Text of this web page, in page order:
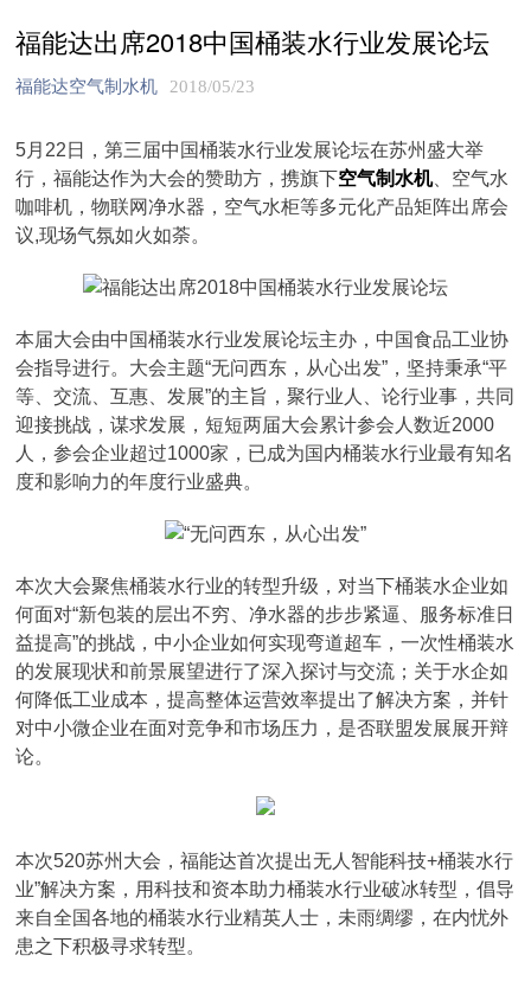
福能达出席2018中国桶装水行业发展论坛
福能达空气制水机 2018/05/23
5月22日，第三届中国桶装水行业发展论坛在苏州盛大举
行，福能达作为大会的赞助方，携旗下空气制水机、空气水
咖啡机，物联网净水器，空气水柜等多元化产品矩阵出席会
议,现场气氛如火如荼。
本届大会由中国桶装水行业发展论坛主办，中国食品工业协
会指导进行。大会主题“无问西东，从心出发”，坚持秉承“平
等、交流、互惠、发展”的主旨，聚行业人、论行业事，共同
迎接挑战，谋求发展，短短两届大会累计参会人数近2000
人，参会企业超过1000家，已成为国内桶装水行业最有知名
度和影响力的年度行业盛典。
本次大会聚焦桶装水行业的转型升级，对当下桶装水企业如
何面对“新包装的层出不穷、净水器的步步紧逼、服务标准日
益提高”的挑战，中小企业如何实现弯道超车，一次性桶装水
的发展现状和前景展望进行了深入探讨与交流；关于水企如
何降低工业成本，提高整体运营效率提出了解决方案，并针
对中小微企业在面对竞争和市场压力，是否联盟发展展开辩
论。
本次520苏州大会，福能达首次提出无人智能科技+桶装水行
业”解决方案，用科技和资本助力桶装水行业破冰转型，倡导
来自全国各地的桶装水行业精英人士，未雨绸缪，在内忧外
患之下积极寻求转型。